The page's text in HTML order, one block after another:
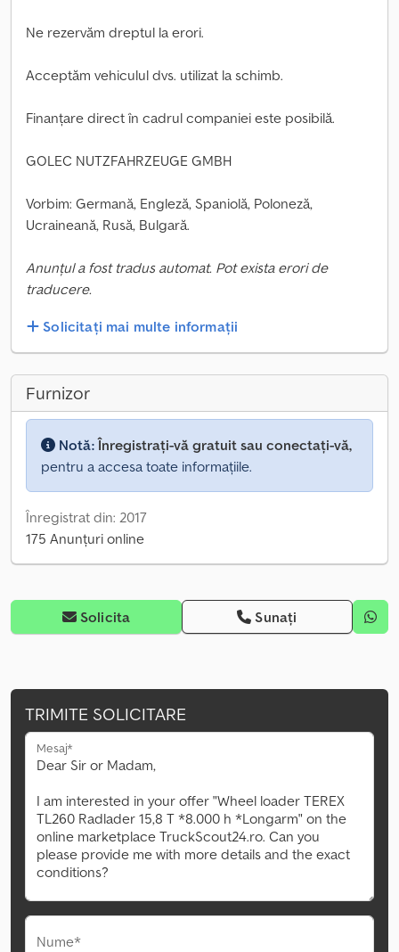
Ne rezervăm dreptul la erori.
Acceptăm vehiculul dvs. utilizat la schimb.
Finanțare direct în cadrul companiei este posibilă.
GOLEC NUTZFAHRZEUGE GMBH
Vorbim: Germană, Engleză, Spaniolă, Poloneză,
Ucraineană, Rusă, Bulgară.
Anunțul a fost tradus automat. Pot exista erori de
traducere.
Solicitați mai multe informații
Furnizor
Notă:Înregistrați-vă gratuit sau conectați-vă,
pentru a accesa toate informațiile.
Înregistrat din: 2017
175 Anunțuri online
Solicita Sunați
TRIMITE SOLICITARE
Mesaj*
Nume*